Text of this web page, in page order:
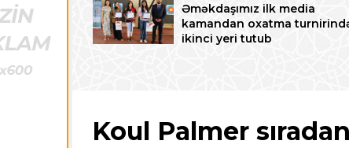
U-15
festivalı ilə
Əməkdaşımız ilk media
kamandan oxatma
ikinci yeri tutub
Koul Palmer sıradan